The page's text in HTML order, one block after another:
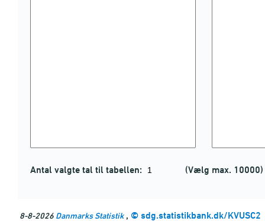
Antal valgte tal til tabellen: (Vælg max. 10000)
8-8-2026 Danmarks Statistik, © sdg.statistikbank.dk/KVUSC2